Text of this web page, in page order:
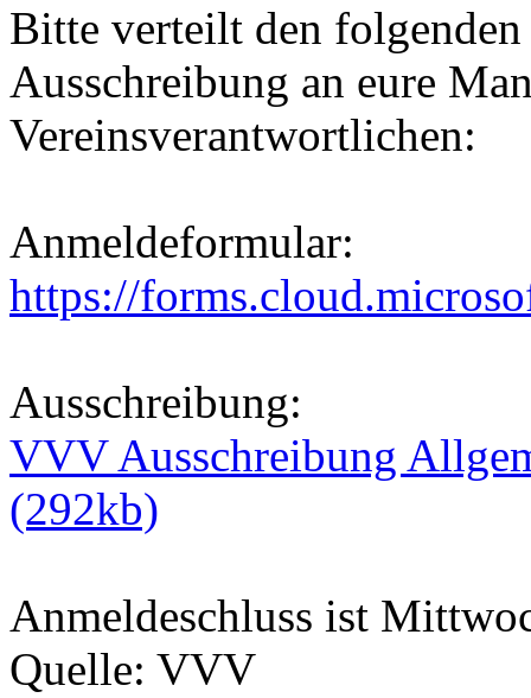
Bitte verteilt den
Ausschreibung an eure
Vereinsverantwortlichen:
Anmeldeformular:
https://
Ausschreibung:
VVV Ausschreibung
(292kb)
Anmeldeschluss ist
Quelle: VVV